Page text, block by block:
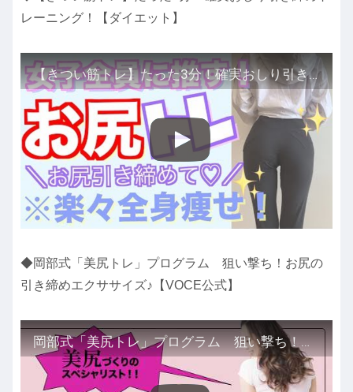
レーニング！【ダイエット】
【きつい筋トレ】たった3分！確実おしり引き締めトレーニング！【ダイエット】
◆岡部式「美尻トレ」プログラム 狙い撃ち！お尻の
引き締めエクササイズ♪【VOCE公式】
岡部式「美尻トレ」プログラム 狙い撃ち！お尻の引き締めエクササイズ♪【VOCE公式】